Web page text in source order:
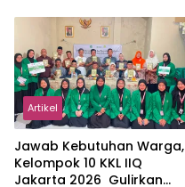
Artikel
Jawab Kebutuhan Warga,
Kelompok 10 KKL IIQ
Jakarta 2026 Gulirkan